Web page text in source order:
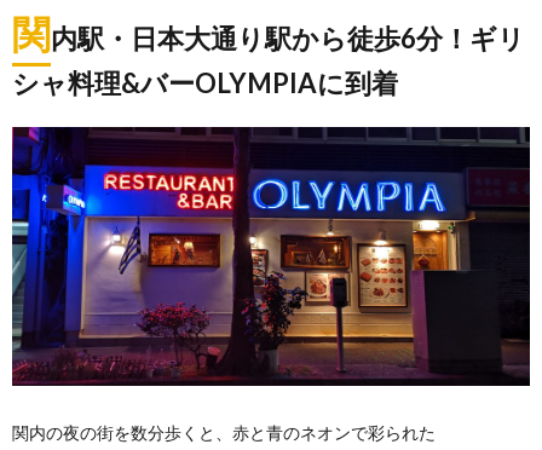
関内駅・日本大通り駅から徒歩6分！ギリ
シャ料理&バーOLYMPIAに到着
関内の夜の街を数分歩くと、赤と青のネオンで彩られた